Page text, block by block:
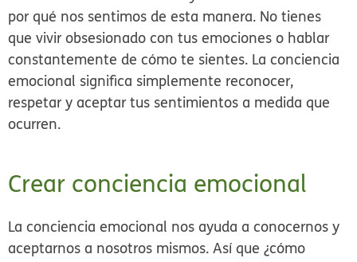
por qué nos sentimos de esta manera. No tienes
que vivir obsesionado con tus emociones o hablar
constantemente de cómo te sientes. La conciencia
emocional significa simplemente reconocer,
respetar y aceptar tus sentimientos a medida que
ocurren.
Crear conciencia emocional
La conciencia emocional nos ayuda a conocernos y
aceptarnos a nosotros mismos. Así que ¿cómo